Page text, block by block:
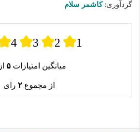
گردآوری:کاشمر سلام
4 3 2 1
میانگین امتیازات ۵ از ۵
از مجموع ۲ رای